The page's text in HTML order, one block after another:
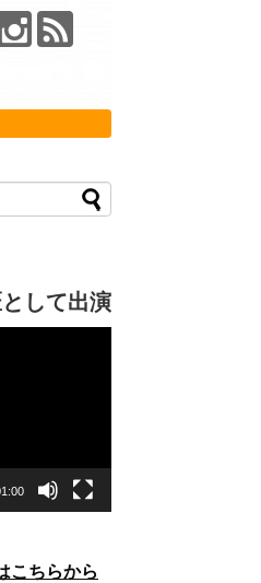
して出演
こちらから